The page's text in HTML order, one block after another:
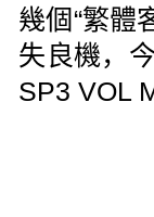
幾個“繁體
失良機，
SP3 VOL